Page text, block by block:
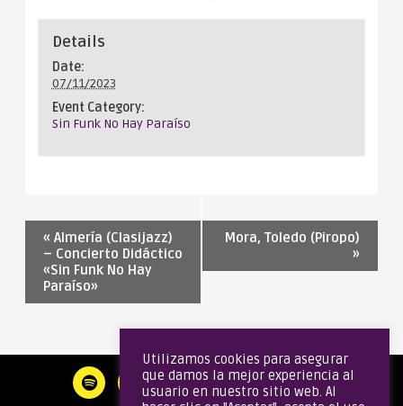
Details
Date:
07/11/2023
Event Category:
Sin Funk No Hay Paraíso
« Almería (Clasijazz)
– Concierto Didáctico
«Sin Funk No Hay
Paraíso»
Mora, Toledo (Piropo)
»
Utilizamos cookies para asegurar
que damos la mejor experiencia al
usuario en nuestro sitio web. Al